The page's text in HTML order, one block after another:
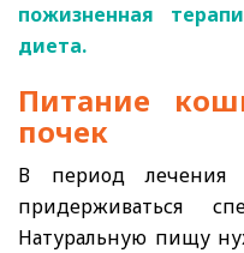
пожизненная
диета.
Питание
почек
В период лечения
придерживаться
Натуральную пищу